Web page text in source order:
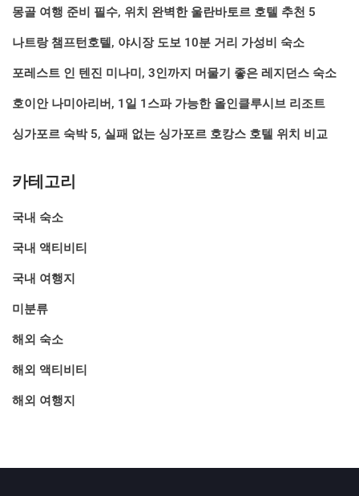
몽골 여행 준비 필수, 위치 완벽한 울란바토르 호텔 추천 5
나트랑 챔프턴호텔, 야시장 도보 10분 거리 가성비 숙소
포레스트 인 텐진 미나미, 3인까지 머물기 좋은 레지던스 숙소
호이안 나미아리버, 1일 1스파 가능한 올인클루시브 리조트
싱가포르 숙박 5, 실패 없는 싱가포르 호캉스 호텔 위치 비교
카테고리
국내 숙소
국내 액티비티
국내 여행지
미분류
해외 숙소
해외 액티비티
해외 여행지